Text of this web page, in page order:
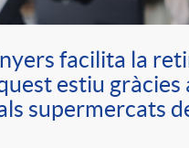
facilita la
estiu gràcies
supermercats